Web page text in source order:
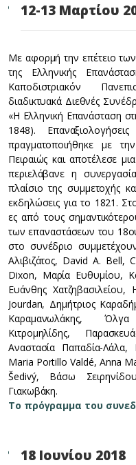
12-13 Μαρτίου
Με αφορμή την επέτειο
της Ελληνικής
Καποδιστριακόν
διαδικτυακά Διεθνές
«Η Ελληνική Επανάσταση
1848).
πραγματοποιήθηκε με
Πειραιώς και αποτέλεσε
περιελάβανε η
πλαίσιο της συμμετοχής
εκδηλώσεις για το 1821.
ες από τους
των επαναστάσεων του
στο συνέδριο
Αλιβιζάτος, David A. Bell,
Dixon, Μαρία Ευθυμίου,
Ευάνθης
Jourdan, Δημήτριος
Καραμανωλάκης,
Κιτρομηλίδης,
Αναστασία Παπαδία-Λάλα,
Maria Portillo Valdé, Anna
Šedivý, Βάσω
Γιακωβάκη.
Το πρόγραμμα του
18 Ιουνίου 2018